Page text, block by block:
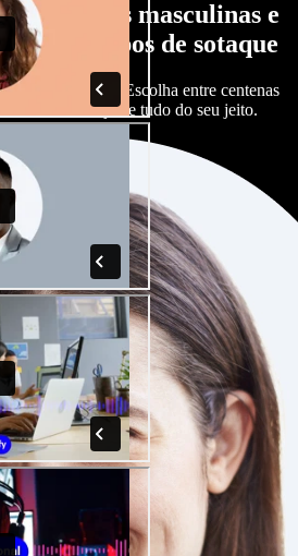
de vozes masculinas e
os tipos de sotaque
igual ao outro. Escolha entre centenas
diferentes e ajuste tudo do seu jeito.